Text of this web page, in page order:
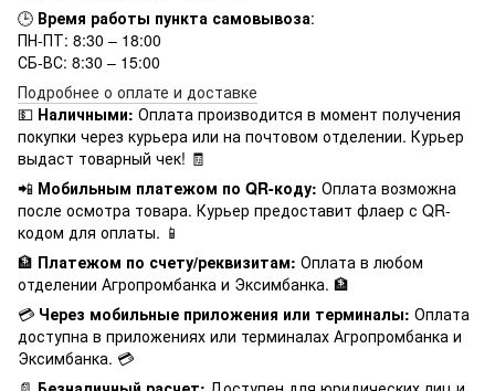
🕒 Время работы пункта самовывоза:
ПН-ПТ: 8:30 – 18:00
СБ-ВС: 8:30 – 15:00
Подробнее о оплате и доставке
💵 Наличными: Оплата производится в момент получения
покупки через курьера или на почтовом отделении. Курьер
выдаст товарный чек! 🧾
📲 Мобильным платежом по QR-коду: Оплата возможна
после осмотра товара. Курьер предоставит флаер с QR-
кодом для оплаты. 📱
🏦 Платежом по счету/реквизитам: Оплата в любом
отделении Агропромбанка и Эксимбанка. 🏦
💳 Через мобильные приложения или терминалы: Оплата
доступна в приложениях или терминалах Агропромбанка и
Эксимбанка. 💳